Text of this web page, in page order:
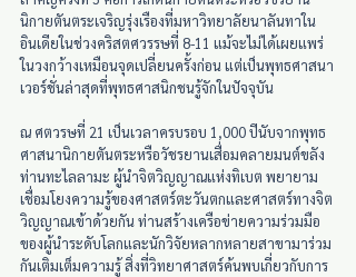
นิกายตันตระเจริญรุ่งเรืองที่มหาวิทยาลัยนาลันทาใน
อินเดียในช่วงคริสตศวรรษที่ 8-11 แม้จะไม่ได้เผยแพร่
ในวงกว้างเหมือนจุดเปลี่ยนครั้งก่อน แต่เป็นพุทธศาสนา
เวอร์ชั่นล่าสุดที่พุทธศาสนิกชนรู้จักในปัจจุบัน
ณ ศตวรษที่ 21 เป็นเวลาครบรอบ 1,000 ปีนับจากพุทธ
ศาสนานิกายตันตระหรือวัชรยานเสื่อมคลายมนต์ขลัง
ท่านทะไลลามะ ผู้นำจิตวิญญาณแห่งทิเบต พยายาม
เชื่อมโยงความรู้ของศาสตร์ตะวันตกและศาสตร์ทางจิต
วิญญาณเข้าด้วยกัน ท่านสร้างเครือข่ายความร่วมมือ
ของผู้นำระดับโลกและนักวิจัยหลากหลายสาขามาร่วม
กันเติมเต็มความรู้ สิ่งที่วิทยาศาสตร์ค้นพบเกี่ยวกับการ